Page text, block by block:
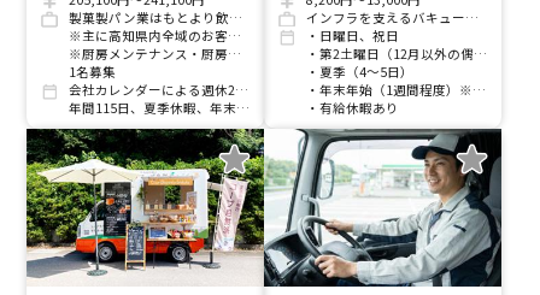
製菓製パン業はもとより飲食店から食品工場など、冷蔵庫などの単品販売から厨房設計、アフターメンテナンスなど
※主に高知県内全域のお客様訪問
※厨房メンテナンス・厨房設計(CADを使用できる方優遇)
1名募集
会社カレンダーによる週休2日制
年間115日、夏季休暇、年末年始休暇
インフラを支えるバキューム車・浄化槽清掃スタッフ（2t・4tドライバー）
・日曜日、祝日
・第2土曜日（12月以外の偶数月は第4土曜日もお休み）
・夏季（4～5日）
・年末年始（1週間程度）※南国市処理場の営業に準ずる
・有給休暇あり